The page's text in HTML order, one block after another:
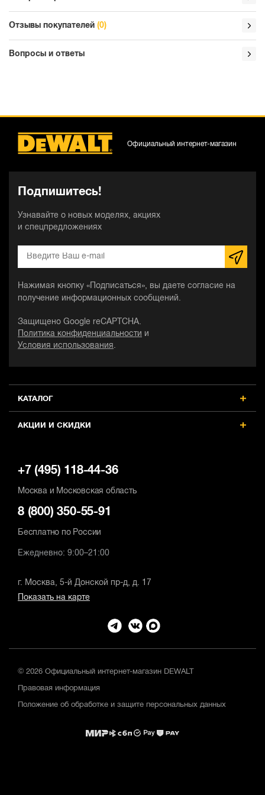
Отзывы покупателей (0)
Вопросы и ответы
КАТАЛОГ
АКЦИИ И СКИДКИ
Подпишитесь!
Узнавайте о новых моделях, акциях
и спецпредложениях
Нажимая кнопку «Подписаться», вы даете согласие на
получение информационных сообщений.
Защищено Google reCAPTCHA.
Политика конфиденциальности
и
Условия использования .
Официальный интернет-магазин
+7 (495) 118-44-36
Москва и Московская область
8 (800) 350-55-91
Бесплатно по России
Ежедневно: 9:00–21:00
г. Москва, 5-й Донской пр-д, д. 17
Показать на карте
© 2026 Официальный интернет-магазин DEWALT
Правовая информация
Положение об обработке и защите персональных данных